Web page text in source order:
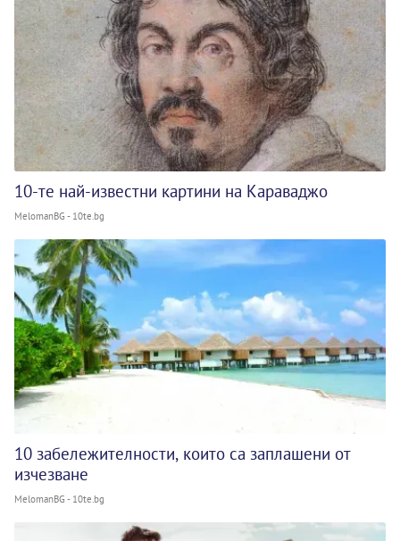
10-те най-известни картини на Караваджо
MelomanBG - 10te.bg
10 забележителности, които са заплашени от
изчезване
MelomanBG - 10te.bg